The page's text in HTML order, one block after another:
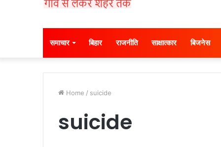
समाचार बिहार राजनीति साक्षात्कार बिजनेस
Home / suicide
suicide